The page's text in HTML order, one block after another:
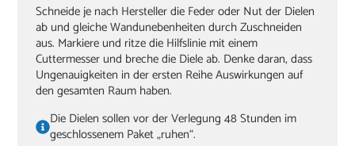
Schneide je nach Hersteller die Feder oder Nut der Dielen
ab und gleiche Wandunebenheiten durch Zuschneiden
aus. Markiere und ritze die Hilfslinie mit einem
Cuttermesser und breche die Diele ab. Denke daran, dass
Ungenauigkeiten in der ersten Reihe Auswirkungen auf
den gesamten Raum haben.
Die Dielen sollen vor der Verlegung 48 Stunden im
geschlossenem Paket „ruhen“.